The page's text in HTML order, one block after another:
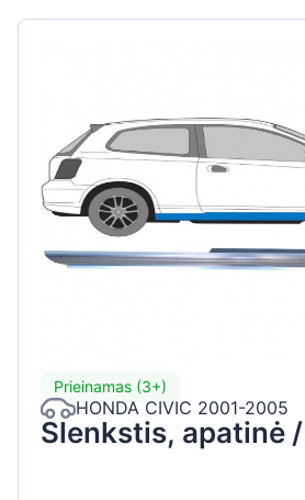
Prieinamas (3+)
HONDA CIVIC 2001-2005
Slenkstis, apatinė